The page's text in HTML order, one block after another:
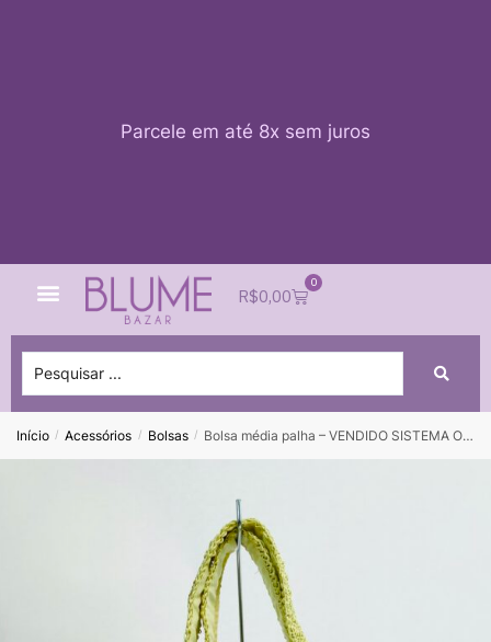
Parcele em até 8x sem juros
R$0,00
0
Início / Acessórios / Bolsas / Bolsa média palha – VENDIDO SISTEMA OTO